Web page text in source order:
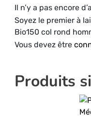
Il n’y a pas encore
Soyez le premier à
Bio150 col rond
Vous devez être
Produits